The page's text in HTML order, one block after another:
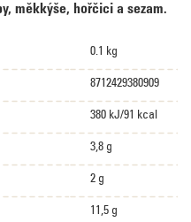
měkkýše, hořčici a sezam.
0.1 kg
8712429380909
380 kJ/91 kcal
3,8 g
2 g
11,5 g